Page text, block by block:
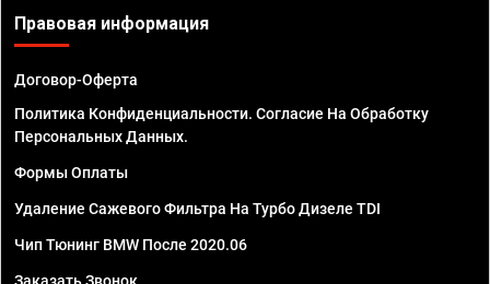
Правовая информация
Договор-Оферта
Политика Конфиденциальности. Согласие На Обработку
Персональных Данных.
Формы Оплаты
Удаление Сажевого Фильтра На Турбо Дизеле TDI
Чип Тюнинг BMW После 2020.06